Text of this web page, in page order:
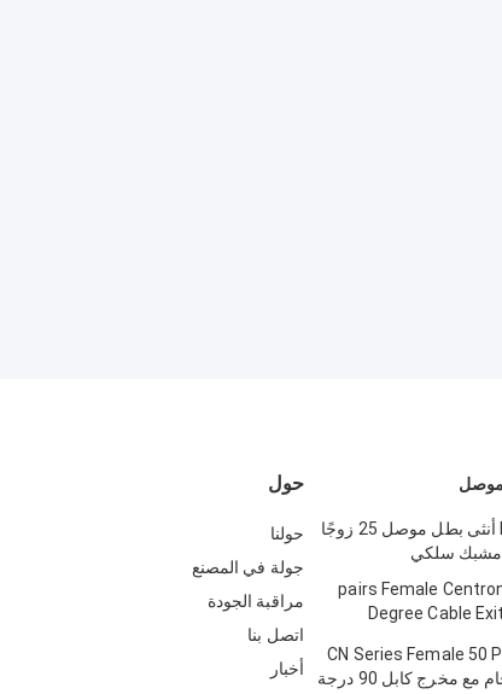
حول
حولنا
جولة في المصنع
مراقبة الجودة
اتصل بنا
أخبار
50 دبوس وعاء IDC أنثى بطل موصل 25 زوجًا
مشبك سلكي
25 pairs Female
Degree Cable
57 CN Series Female